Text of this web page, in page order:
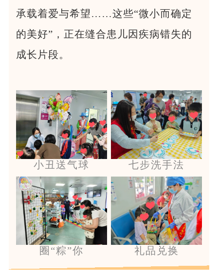
承载着爱与希望……这些“微小而确定
的美好”，正在缝合患儿因疾病错失的
成长片段。
小丑送气球 七步洗手法
圈“粽”你 礼品兑换